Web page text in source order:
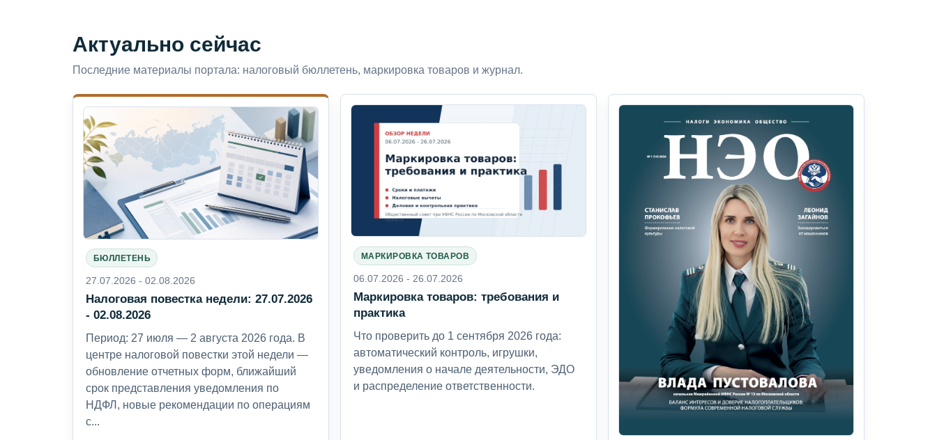
Актуально сейчас
Последние материалы портала: налоговый бюллетень, маркировка товаров и журнал.
БЮЛЛЕТЕНЬ
27.07.2026 - 02.08.2026
Налоговая повестка недели: 27.07.2026
- 02.08.2026
Период: 27 июля — 2 августа 2026 года. В
центре налоговой повестки этой недели —
обновление отчетных форм, ближайший
срок представления уведомления по
НДФЛ, новые рекомендации по операциям
с...
МАРКИРОВКА ТОВАРОВ
06.07.2026 - 26.07.2026
Маркировка товаров: требования и
практика
Что проверить до 1 сентября 2026 года:
автоматический контроль, игрушки,
уведомления о начале деятельности, ЭДО
и распределение ответственности.